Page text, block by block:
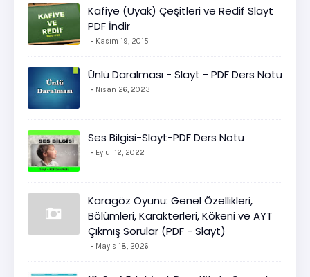
Kafiye (Uyak) Çeşitleri ve Redif Slayt
PDF İndir
Kasım 19, 2015
Ünlü Daralması - Slayt - PDF Ders Notu
Nisan 26, 2023
Ses Bilgisi-Slayt-PDF Ders Notu
Eylül 12, 2022
Karagöz Oyunu: Genel Özellikleri,
Bölümleri, Karakterleri, Kökeni ve AYT
Çıkmış Sorular (PDF - Slayt)
Mayıs 18, 2026